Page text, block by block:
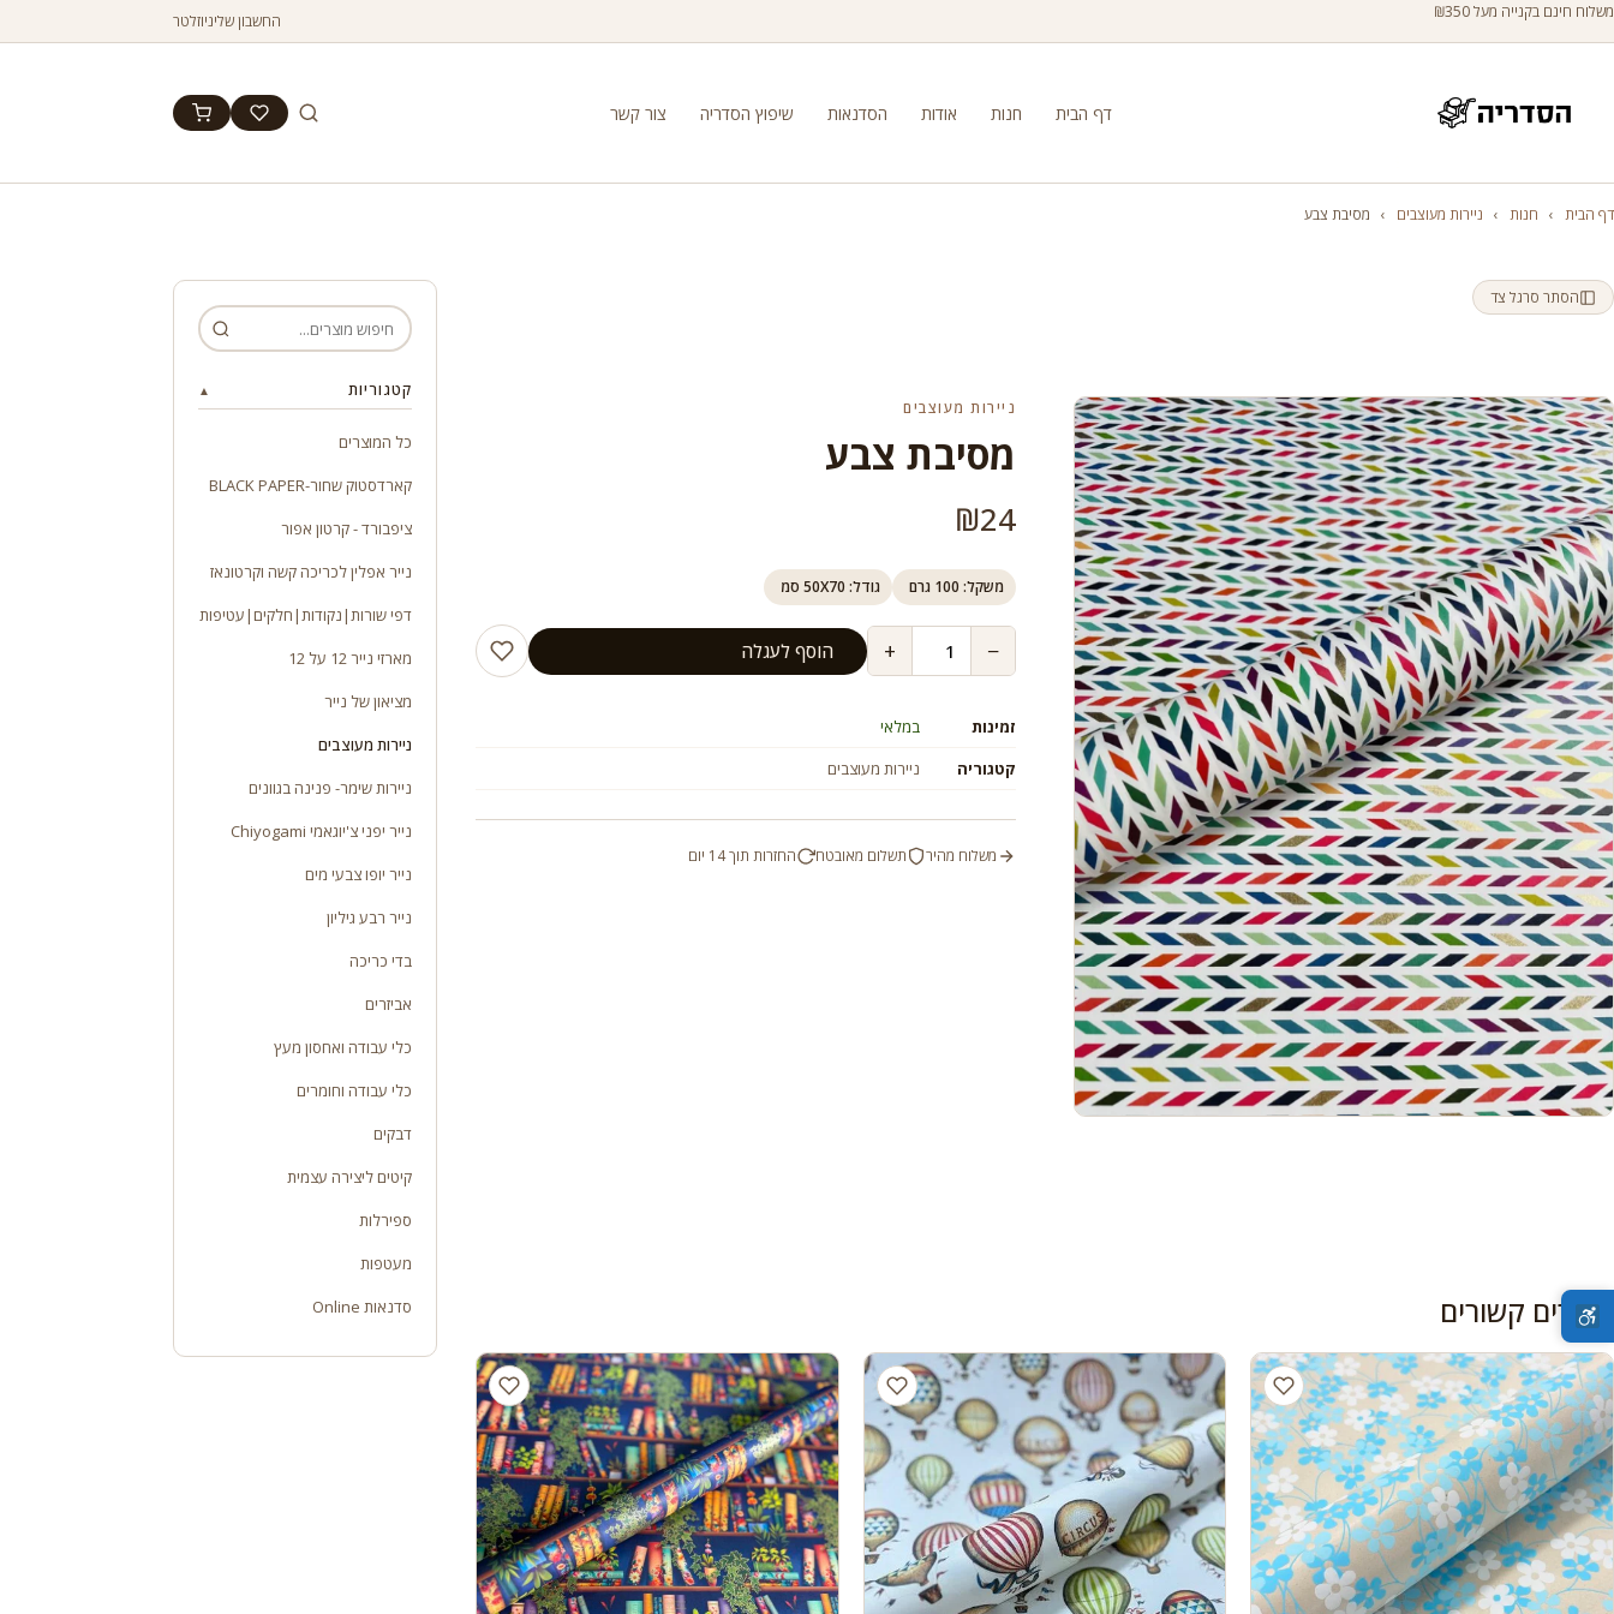
משלוח חינם בקנייה מעל ₪350 החשבון שליניוזלטר
דף הבית חנות אודות הסדנאות שיפוץ הסדריה צור קשר
דף הבית › חנות › ניירות מעוצבים › מסיבת צבע
הסתר סרגל צד
ניירות מעוצבים
מסיבת צבע
₪24
משקל: 100 גרם גודל: 50X70 סמ
−
+ הוסף לעגלה
זמינות
במלאי
קטגוריה
ניירות מעוצבים
משלוח מהיר תשלום מאובטח החזרות תוך 14 יום
מוצרים קשורים
קטגוריות ▲
כל המוצרים
קארדסטוק שחור-BLACK PAPER
ציפבורד - קרטון אפור
נייר אפלין לכריכה קשה וקרטונאז
דפי שורות|נקודות|חלקים|עטיפות
מארזי נייר 12 על 12
מציאון של נייר
ניירות מעוצבים
ניירות שימר- פנינה בגוונים
נייר יפני צ'יוגאמי Chiyogami
נייר יופו צבעי מים
נייר רבע גיליון
בדי כריכה
אביזרים
כלי עבודה ואחסון מעץ
כלי עבודה וחומרים
דבקים
קיטים ליצירה עצמית
ספירלות
מעטפות
סדנאות Online